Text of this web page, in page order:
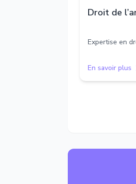
Droit de
Expertise en
En savoir plus